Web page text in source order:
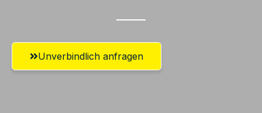
Unverbindlich anfragen